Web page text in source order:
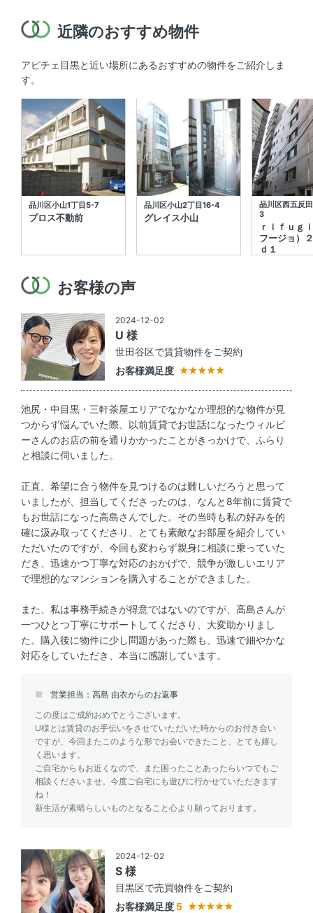
近隣のおすすめ物件
アピチェ目黒と近い場所にあるおすすめの物件をご紹介しま
す。
品川区小山1丁目5-7
プロス不動前
品川区小山2丁目16-4
グレイス小山
品川区西五反
3
ｒｉｆｕｇ
フージョ）
ｄ１
お客様の声
2024-12-02
U 様
世田谷区で賃貸物件をご契約
お客様満足度
池尻・中目黒・三軒茶屋エリアでなかなか理想的な物件が見
つからず悩んでいた際、以前賃貸でお世話になったウィルビ
ーさんのお店の前を通りかかったことがきっかけで、ふらり
と相談に伺いました。
正直、希望に合う物件を見つけるのは難しいだろうと思って
いましたが、担当してくださったのは、なんと8年前に賃貸で
もお世話になった高島さんでした。その当時も私の好みを的
確に汲み取ってくださり、とても素敵なお部屋を紹介してい
ただいたのですが、今回も変わらず親身に相談に乗っていた
だき、迅速かつ丁寧な対応のおかげで、競争が激しいエリア
で理想的なマンションを購入することができました。
また、私は事務手続きが得意ではないのですが、高島さんが
一つひとつ丁寧にサポートしてくださり、大変助かりまし
た。購入後に物件に少し問題があった際も、迅速で細やかな
対応をしていただき、本当に感謝しています。
営業担当：高島 由衣からのお返事
この度はご成約おめでとうございます。
U様とは賃貸のお手伝いをさせていただいた時からのお付き合い
ですが、今回またこのような形でお会いできたこと、とても嬉し
く思います。
ご自宅からもお近くなので、また困ったことあったらいつでもご
相談くださいませ。今度ご自宅にも遊びに行かせていただきます
ね！
新生活が素晴らしいものとなること心より願っております。
2024-12-02
S 様
目黒区で売買物件をご契約
お客様満足度 5